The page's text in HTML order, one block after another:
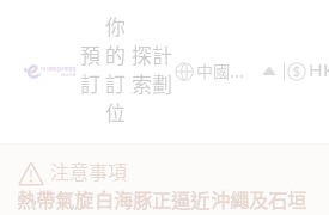
預
訂
你
的
訂
位
探
索
計
劃
注意事項
熱帶氣旋白海豚正逼近沖繩及石垣